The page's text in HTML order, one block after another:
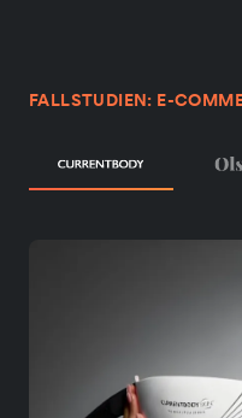
FALLSTUDIEN: E-